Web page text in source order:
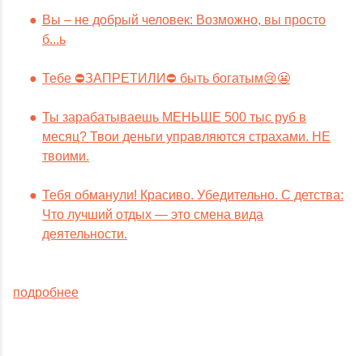
Вы – не добрый человек: Возможно, вы просто
б...ь
Тебе ⛔️ЗАПРЕТИЛИ⛔️ быть богатым😢😬
Ты зарабатываешь МЕНЬШЕ 500 тыс руб в
месяц? Твои деньги управляются страхами. НЕ
твоими.
Тебя обманули! Красиво. Убедительно. С детства:
Что лучший отдых — это смена вида
деятельности.
подробнее